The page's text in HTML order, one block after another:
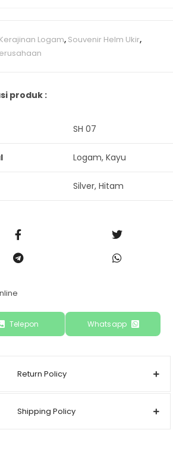
Kerajinan Logam, Souvenir Helm Ukir,
produk :
SH 07
Logam, Kayu
Silver, Hitam
Telepon Whatsapp
Return Policy
Shipping Policy